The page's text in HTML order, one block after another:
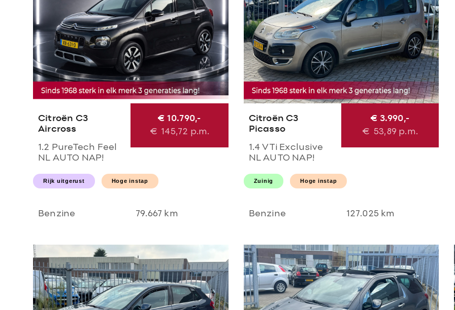
Citroën C3
Aircross
1.2 PureTech Feel
NL AUTO NAP!
LED l PDC l AIRCO
ECC l CRUISE l
NIEUWSTAAT!
€ 10.790,-
€ 145,72 p.m.
Rijk uitgerust Hoge instap
Benzine 79.667 km
Citroën C3
Picasso
1.4 VTi Exclusive
NL AUTO NAP!
AIRCO ECC l
CRUISE l PDC l
GOED
€ 3.990,-
€ 53,89 p.m.
Zuinig Hoge instap
Benzine 127.025 km